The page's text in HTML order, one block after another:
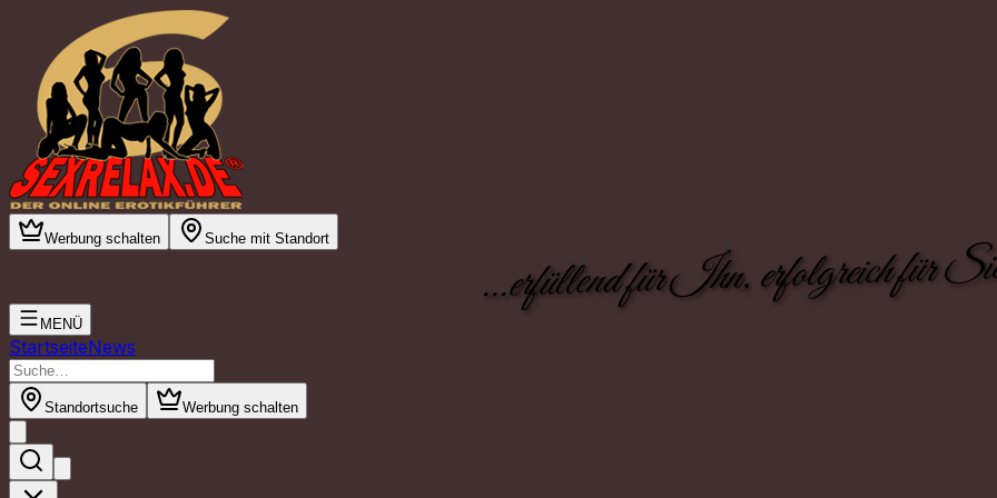
Werbung schalten Suche mit Standort
...erfüllend für Ihn, erfolgreich für
MENÜ
StartseiteNews
Standortsuche Werbung schalten